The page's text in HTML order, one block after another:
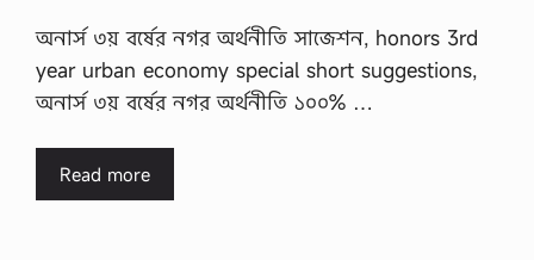
অনার্স ৩য় বর্ষের নগর অর্থনীতি সাজেশন, honors 3rd
year urban economy special short suggestions,
অনার্স ৩য় বর্ষের নগর অর্থনীতি ১০০% …
Read more